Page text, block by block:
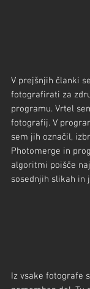
V prejšnjih članki
fotografirati za
programu. Vrtel
fotografij. V
sem jih označil,
Photomerge in
algoritmi poišče
sosednjih slikah in
Iz vsake fotografe